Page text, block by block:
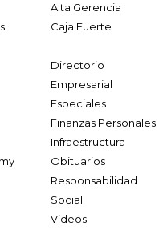
Alta Gerencia
Caja Fuerte
Directorio
Empresarial
Especiales
Finanzas Personales
Infraestructura
Obituarios
Responsabilidad
Social
Videos